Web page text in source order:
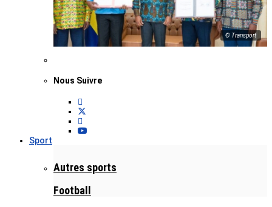
© Transport
Nous Suivre
Sport
Autres sports
Football